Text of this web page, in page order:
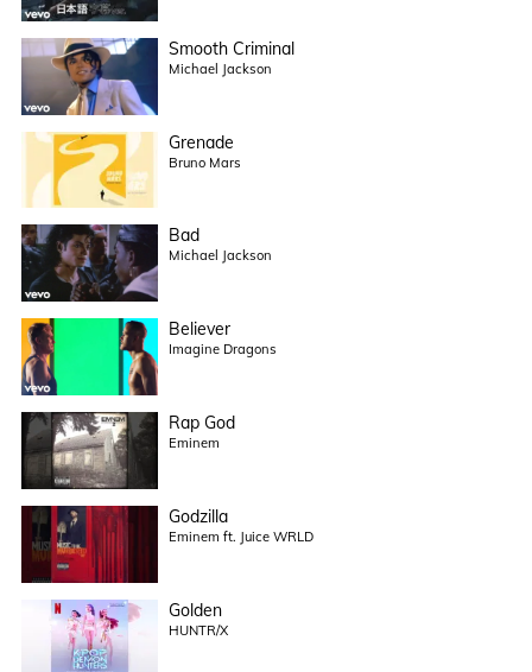
Smooth Criminal
Michael Jackson
Grenade
Bruno Mars
Bad
Michael Jackson
Believer
Imagine Dragons
Rap God
Eminem
Godzilla
Eminem ft. Juice WRLD
Golden
HUNTR/X